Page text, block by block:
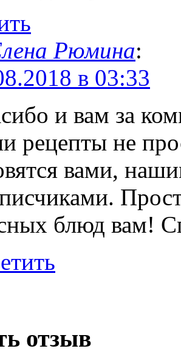
Рюмина:
в 03:33
и вам за
рецепты не
вами,
блюд вам!
отзыв